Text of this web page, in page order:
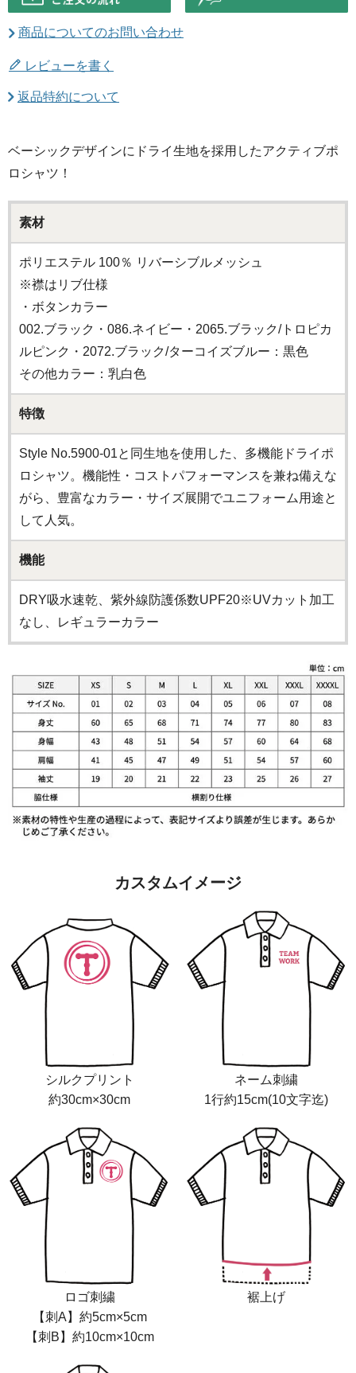
商品についてのお問い合わせ
レビューを書く
返品特約について
ベーシックデザインにドライ生地を採用したアクティブポ
ロシャツ！
素材
ポリエステル 100％ リバーシブルメッシュ
※襟はリブ仕様
・ボタンカラー
002.ブラック・086.ネイビー・2065.ブラック/トロピカ
ルピンク・2072.ブラック/ターコイズブルー：黒色
その他カラー：乳白色
特徴
Style No.5900-01と同生地を使用した、多機能ドライポ
ロシャツ。機能性・コストパフォーマンスを兼ね備えな
がら、豊富なカラー・サイズ展開でユニフォーム用途と
して人気。
機能
DRY吸水速乾、紫外線防護係数UPF20※UVカット加工
なし、レギュラーカラー
カスタムイメージ
シルクプリント
約30cm×30cm
ネーム刺繍
1行約15cm(10文字迄)
ロゴ刺繍
【刺A】約5cm×5cm
【刺B】約10cm×10cm
裾上げ